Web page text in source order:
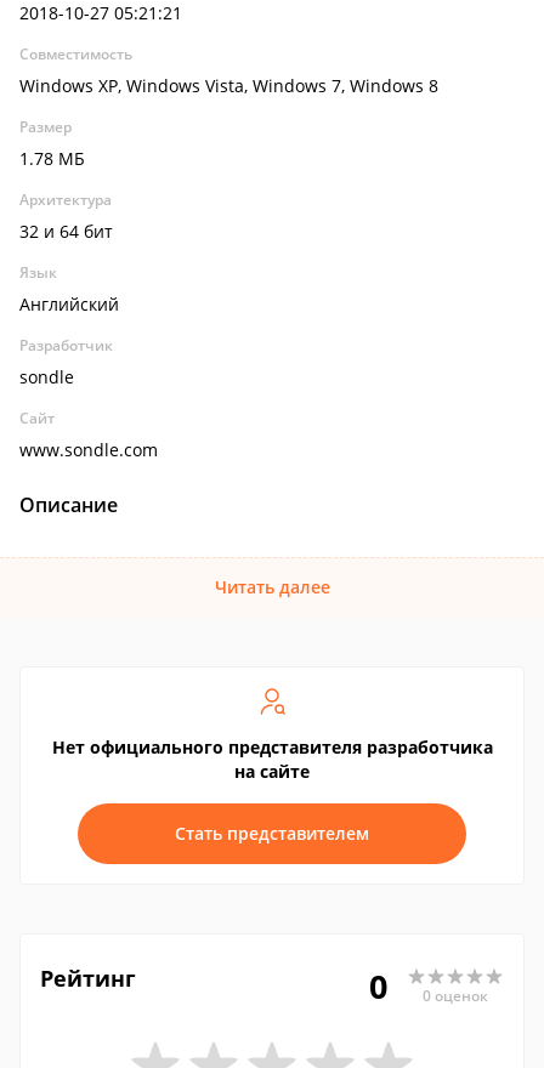
2018-10-27 05:21:21
Совместимость
Windows XP, Windows Vista, Windows 7, Windows 8
Размер
1.78 МБ
Архитектура
32 и 64 бит
Язык
Английский
Разработчик
sondle
Сайт
www.sondle.com
Описание
Читать далее
Нет официального представителя разработчика
на сайте
Стать представителем
Рейтинг 0 0 оценок